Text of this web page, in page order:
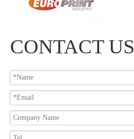
CONTACT US